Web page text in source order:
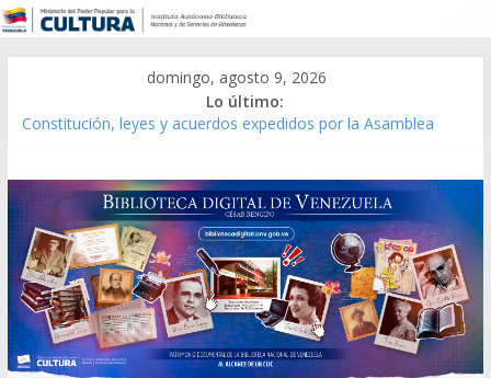
domingo, agosto 9, 2026
Lo último:
Constitución, leyes y acuerdos expedidos por la Asamblea
Modesta Bor Sánchez [material gráfico]
Gaceta Oficial de la República de Venezuela año CXXXIII Mes V,
Caracas 09 de marzo de 2006 N° 38.394
Catálogo temático de obras de Modesta Bor